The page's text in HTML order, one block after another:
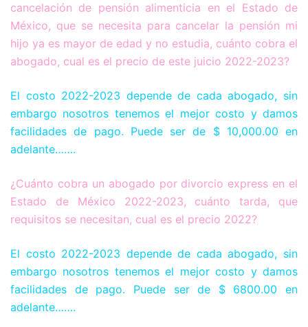
cancelación de pensión alimenticia en el Estado de
México, que se necesita para cancelar la pensión mi
hijo ya es mayor de edad y no estudia, cuánto cobra el
abogado, cual es el precio de este juicio 2022-2023?
El costo 2022-2023 depende de cada abogado, sin
embargo nosotros tenemos el mejor costo y damos
facilidades de pago. Puede ser de $ 10,000.00 en
adelante…….
¿Cuánto cobra un abogado por divorcio express en el
Estado de México 2022-2023, cuánto tarda, que
requisitos se necesitan, cual es el precio 2022?
El costo 2022-2023 depende de cada abogado, sin
embargo nosotros tenemos el mejor costo y damos
facilidades de pago. Puede ser de $ 6800.00 en
adelante…….